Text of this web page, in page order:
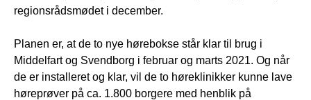
regionsrådsmødet i december.
Planen er, at de to nye hørebokse står klar til brug i
Middelfart og Svendborg i februar og marts 2021. Og når
de er installeret og klar, vil de to høreklinikker kunne lave
høreprøver på ca. 1.800 borgere med henblik på